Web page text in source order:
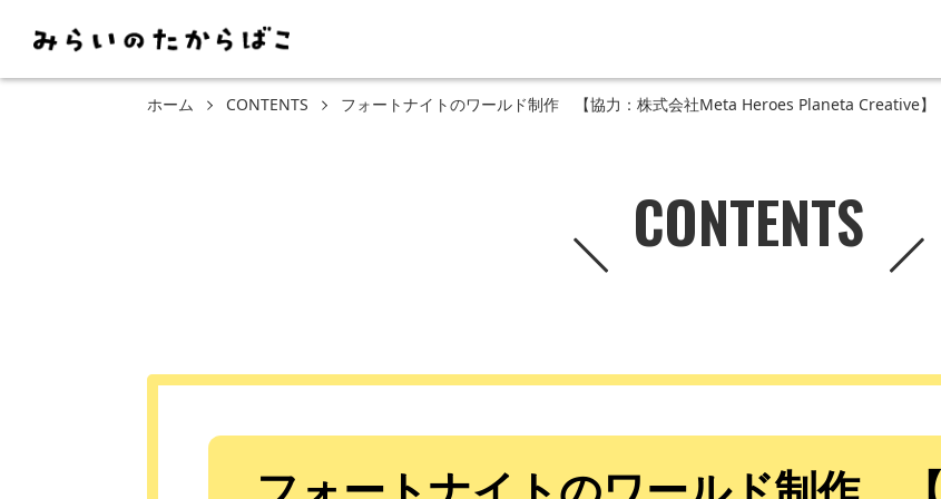
ホーム CONTENTS フォートナイトのワールド制作 【協力：株式会社Meta Heroes Planeta Creative】
CONTENTS